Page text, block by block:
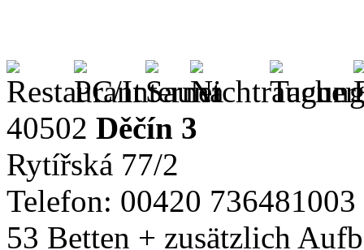
40502 Děčín 3
Rytířská 77/2
Telefon: 00420 736481003
53 Betten + zusätzlich